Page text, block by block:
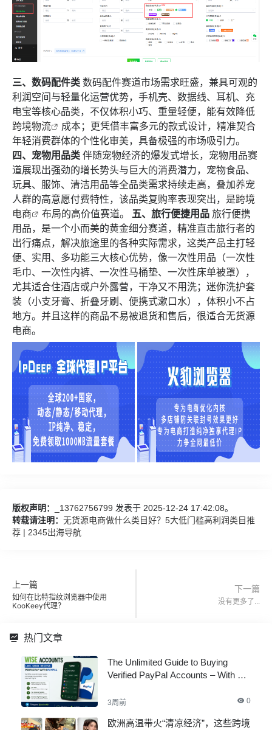
三、数码配件类 数码配件赛道市场需求旺盛，兼具可观的
利润空间与轻量化运营优势，手机壳、数据线、耳机、充
电宝等核心品类，不仅体积小巧、重量轻便，能有效降低
跨境物流
成本；更凭借丰富多元的款式设计，精准契合
年轻消费群体的个性化审美，具备极强的市场吸引力。
四、宠物用品类 伴随宠物经济的爆发式增长，宠物用品赛
道展现出强劲的增长势头与巨大的消费潜力，宠物食品、
玩具、服饰、清洁用品等全品类需求持续走高，叠加养宠
人群的高意愿付费特性，该品类复购率表现突出，是跨境
电商
布局的高价值赛道。 五、旅行便捷用品 旅行便携
用品，是一个小而美的黄金细分赛道，精准直击旅行者的
出行痛点，解决旅途里的各种实际需求，这类产品主打轻
便、实用、多功能三大核心优势，像一次性用品（一次性
毛巾、一次性内裤、一次性马桶垫、一次性床单被罩），
尤其适合住酒店或户外露营，干净又不用洗；迷你洗护套
装（小支牙膏、折叠牙刷、便携式漱口水），体积小不占
地方。并且这样的商品不易被退货和售后，很适合无货源
电商。
版权声明： _13762756799 发表于 2025-12-24 17:42:08。
转载请注明： 无货源电商做什么类目好？5大低门槛高利润类目推
荐 | 2345出海导航
上一篇
如何在比特指纹浏览器中使用
KooKeey代理？
下一篇
没有更多了...
热门文章
The Unlimited Guide to Buying
Verified PayPal Accounts – With All
3周前 0
欧洲高温带火“清凉经济”，这些跨境